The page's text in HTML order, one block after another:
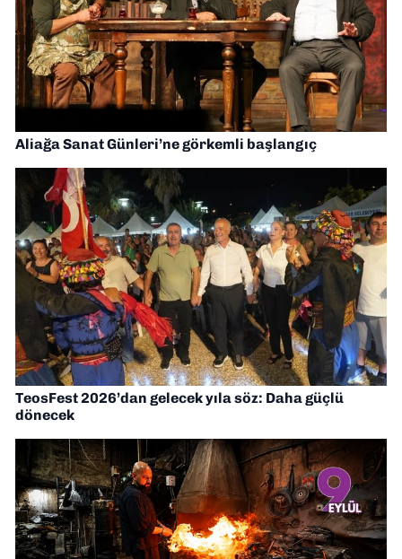
Aliağa Sanat Günleri’ne görkemli başlangıç
TeosFest 2026’dan gelecek yıla söz: Daha güçlü
dönecek